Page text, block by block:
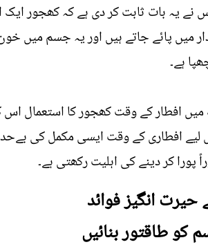
نے یہ بات ثابت کر دی ہے کہ کھجور
میں پائے جاتے ہیں اور یہ جسم میں
ہے۔
افطار کے وقت کھجور کا استعمال اس
افطاری کے وقت ایسی مکمل کی بےحد
پورا کر دینے کی اہلیت رکھتی ہے۔
انگیز فوائد
کو طاقتور بنائیں